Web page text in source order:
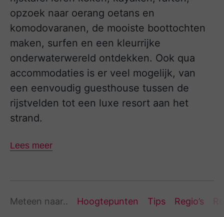
opzoek naar oerang oetans en
komodovaranen, de mooiste boottochten
maken, surfen en een kleurrijke
onderwaterwereld ontdekken. Ook qua
accommodaties is er veel mogelijk, van
een eenvoudig guesthouse tussen de
rijstvelden tot een luxe resort aan het
strand.
Lees meer
Meteen naar.. Hoogtepunten Tips Regio’s